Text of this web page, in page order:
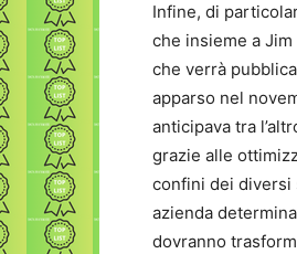
Infine, di
che insieme a
che verrà
apparso nel
anticipava tra
grazie alle
confini dei diversi
azienda
dovranno